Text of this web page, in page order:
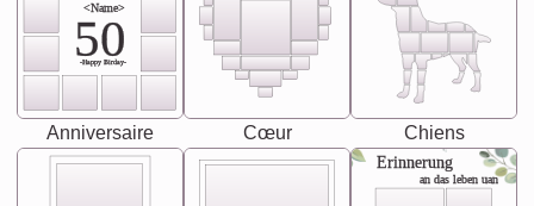
<Name>
50
-Happy Birday-
Anniversaire Cœur Chiens
Erinnerung
an das leben uan